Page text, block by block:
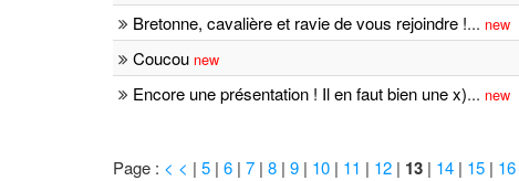
Bretonne, cavalière et ravie de vous rejoindre !... new
Coucou new
Encore une présentation ! Il en faut bien une x)... new
Page : < < | 5 | 6 | 7 | 8 | 9 | 10 | 11 | 12 | 13 | 14 | 15 | 16